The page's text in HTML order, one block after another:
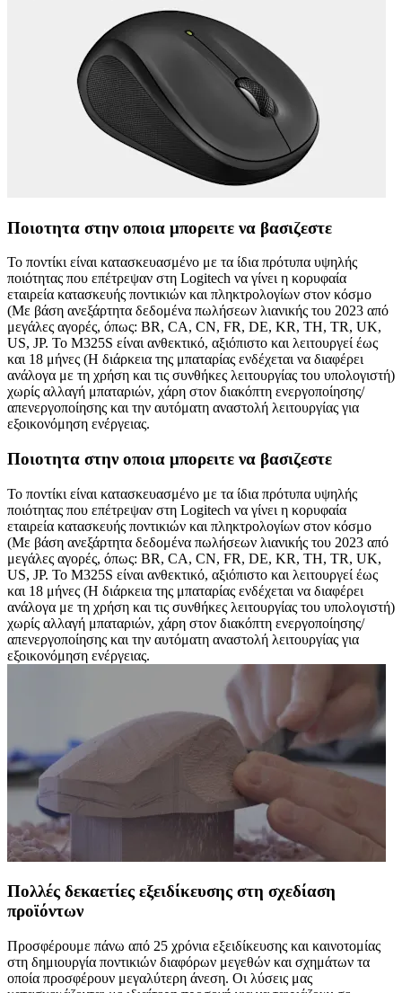
Ποιοτητα στην οποια μπορειτε να βασιζεστε
Το ποντίκι είναι κατασκευασμένο με τα ίδια πρότυπα υψηλής
ποιότητας που επέτρεψαν στη Logitech να γίνει η κορυφαία
εταιρεία κατασκευής ποντικιών και πληκτρολογίων στον κόσμο
(Με βάση ανεξάρτητα δεδομένα πωλήσεων λιανικής του 2023 από
μεγάλες αγορές, όπως: BR, CA, CN, FR, DE, KR, TH, TR, UK,
US, JP. Το M325S είναι ανθεκτικό, αξιόπιστο και λειτουργεί έως
και 18 μήνες (Η διάρκεια της μπαταρίας ενδέχεται να διαφέρει
ανάλογα με τη χρήση και τις συνθήκες λειτουργίας του υπολογιστή)
χωρίς αλλαγή μπαταριών, χάρη στον διακόπτη ενεργοποίησης/
απενεργοποίησης και την αυτόματη αναστολή λειτουργίας για
εξοικονόμηση ενέργειας.
Ποιοτητα στην οποια μπορειτε να βασιζεστε
Το ποντίκι είναι κατασκευασμένο με τα ίδια πρότυπα υψηλής
ποιότητας που επέτρεψαν στη Logitech να γίνει η κορυφαία
εταιρεία κατασκευής ποντικιών και πληκτρολογίων στον κόσμο
(Με βάση ανεξάρτητα δεδομένα πωλήσεων λιανικής του 2023 από
μεγάλες αγορές, όπως: BR, CA, CN, FR, DE, KR, TH, TR, UK,
US, JP. Το M325S είναι ανθεκτικό, αξιόπιστο και λειτουργεί έως
και 18 μήνες (Η διάρκεια της μπαταρίας ενδέχεται να διαφέρει
ανάλογα με τη χρήση και τις συνθήκες λειτουργίας του υπολογιστή)
χωρίς αλλαγή μπαταριών, χάρη στον διακόπτη ενεργοποίησης/
απενεργοποίησης και την αυτόματη αναστολή λειτουργίας για
εξοικονόμηση ενέργειας.
Πολλές δεκαετίες εξειδίκευσης στη σχεδίαση
προϊόντων
Προσφέρουμε πάνω από 25 χρόνια εξειδίκευσης και καινοτομίας
στη δημιουργία ποντικιών διαφόρων μεγεθών και σχημάτων τα
οποία προσφέρουν μεγαλύτερη άνεση. Οι λύσεις μας